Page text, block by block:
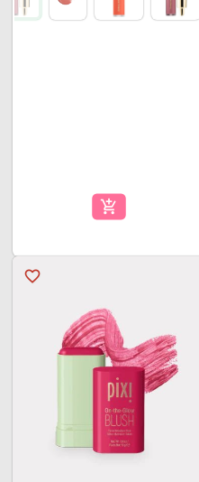
add_shopping_cart
favorite_border